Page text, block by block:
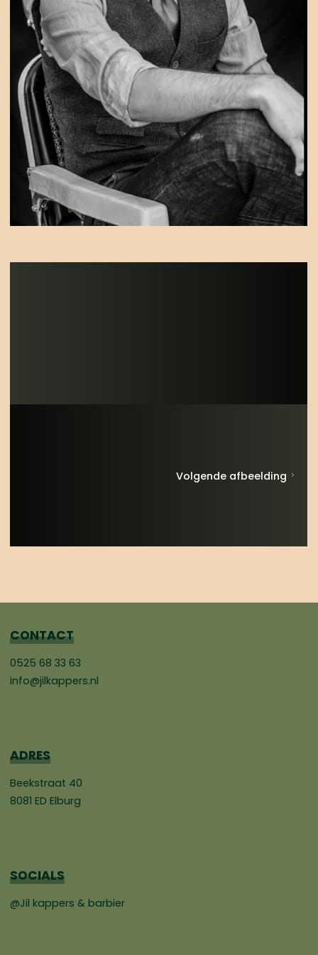
Volgende afbeelding
CONTACT
0525 68 33 63
info@jilkappers.nl
ADRES
Beekstraat 40
8081 ED Elburg
SOCIALS
@Jil kappers & barbier